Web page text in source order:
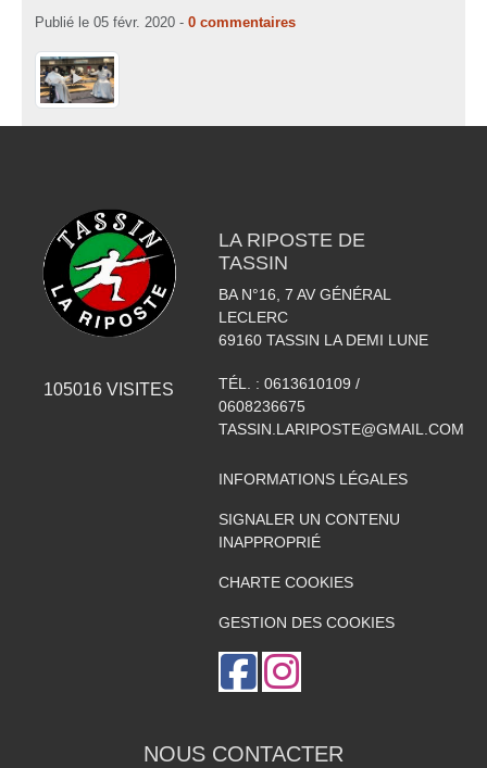
Publié le 05 févr. 2020 - 0 commentaires
105016 VISITES
LA RIPOSTE DE
TASSIN
BA N°16, 7 AV GÉNÉRAL
LECLERC
69160 TASSIN LA DEMI LUNE
TÉL. : 0613610109 /
0608236675
TASSIN.LARIPOSTE@GMAIL.COM
INFORMATIONS LÉGALES
SIGNALER UN CONTENU
INAPPROPRIÉ
CHARTE COOKIES
GESTION DES COOKIES
NOUS CONTACTER